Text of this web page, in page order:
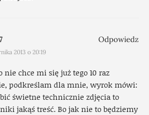
2013 o 20:19
nie chce mi się już tego 10 raz
podkreślam dla mnie, wyrok mówi:
świetne technicznie zdjęcia to
jakąś treść. Bo jak nie to będziemy
Odpowiedz